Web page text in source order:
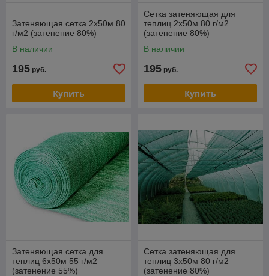
Затеняющая сетка 2х50м 80
г/м2 (затенение 80%)
В наличии
195 руб.
Купить
Сетка затеняющая для
теплиц 2х50м 80 г/м2
(затенение 80%)
В наличии
195 руб.
Купить
Затеняющая сетка для
теплиц 6х50м 55 г/м2
(затенение 55%)
Сетка затеняющая для
теплиц 3х50м 80 г/м2
(затенение 80%)